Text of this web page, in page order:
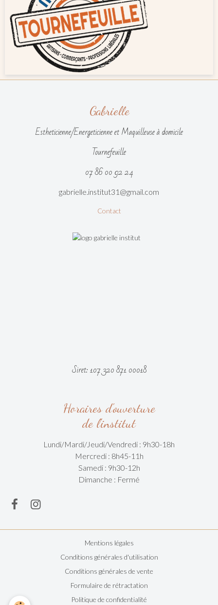
Gabrielle
Estheticienne/Energeticienne et Maquilleuse à domicile
Tournefeuille
07 86 00 92 24
gabrielle.institut31@gmail.com
Contact
Siret: 107 320 871 00018
Horaires d'ouverture
de l'institut
Lundi/Mardi/Jeudi/Vendredi : 9h30-18h
Mercredi : 8h45-11h
Samedi : 9h30-12h
Dimanche : Fermé
Mentions légales
Conditions générales d'utilisation
Conditions générales de vente
Formulaire de rétractation
Politique de confidentialité